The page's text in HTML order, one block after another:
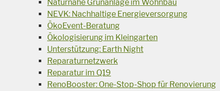
Naturnahe Grünanlage im Wohnbau
NEVK: Nachhaltige Energieversorgung
ÖkoEvent-Beratung
Ökologisierung im Kleingarten
Unterstützung: Earth Night
Reparaturnetzwerk
Reparatur im Q19
RenoBooster: One-Stop-Shop für Renovierung